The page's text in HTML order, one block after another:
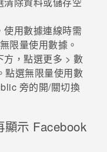
用數據連線時需
限量使用數據。
方，點選更多 > 數
點選無限量使用數
旁的開/關切換
顯示 Facebook